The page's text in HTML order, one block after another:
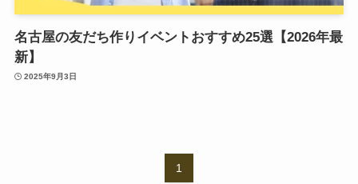
名古屋の友だち作りイベントおすすめ25選【2026年最
新】
2025年9月3日
1